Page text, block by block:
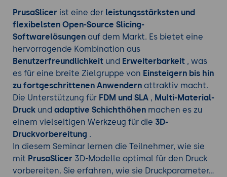
PrusaSlicerist eine der leistungsstärksten und
flexibelsten Open-Source Slicing-
Softwarelösungenauf dem Markt. Es bietet eine
hervorragende Kombination aus
Benutzerfreundlichkeitund Erweiterbarkeit, was
es für eine breite Zielgruppe von Einsteigern bis hin
zu fortgeschrittenen Anwendernattraktiv macht.
Die Unterstützung für FDM und SLA, Multi-Material-
Druckund adaptive Schichthöhenmachen es zu
einem vielseitigen Werkzeug für die 3D-
Druckvorbereitung .
In diesem Seminar lernen die Teilnehmer, wie sie
mit PrusaSlicer3D-Modelle optimal für den Druck
vorbereiten. Sie erfahren, wie sie Druckparameter